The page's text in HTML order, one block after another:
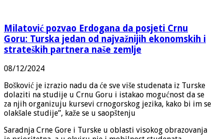
Milatović pozvao Erdogana da posjeti Crnu
Goru: Turska jedan od najvažnijih ekonomskih i
strateških partnera naše zemlje
08/12/2024
Bošković je izrazio nadu da će sve više studenata iz Turske
dolaziti na studije u Crnu Goru i istakao mogućnost da se
za njih organizuju kursevi crnogorskog jezika, kako bi im se
olakšale studije”, kaže se u saopštenju
Saradnja Crne Gore i Turske u oblasti visokog obrazovanja